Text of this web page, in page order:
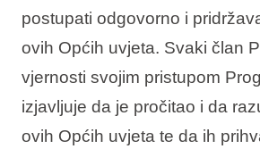
postupati odgovorno i
ovih Općih uvjeta. Svaki član
vjernosti svojim pristupom
izjavljuje da je pročitao i da
ovih Općih uvjeta te da ih